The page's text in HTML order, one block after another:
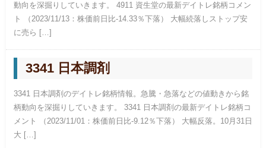
動向を深掘りしていきます。 4911 資生堂の最新デイトレ銘柄コメン
ト （2023/11/13：株価前日比-14.33％下落） 大幅続落しストップ安
に売ら […]
3341 日本調剤
3341 日本調剤のデイトレ銘柄情報。急騰・急落などの値動きから銘
柄動向を深掘りしていきます。 3341 日本調剤の最新デイトレ銘柄コ
メント （2023/11/01：株価前日比-9.12％下落） 大幅反落。10月31日
大 […]